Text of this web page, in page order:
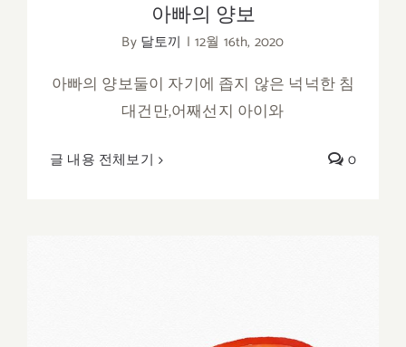
아빠의 양보
By 달토끼 | 12월 16th, 2020
아빠의 양보둘이 자기에 좁지 않은 넉넉한 침
대건만,어째선지 아이와
글 내용 전체보기 0